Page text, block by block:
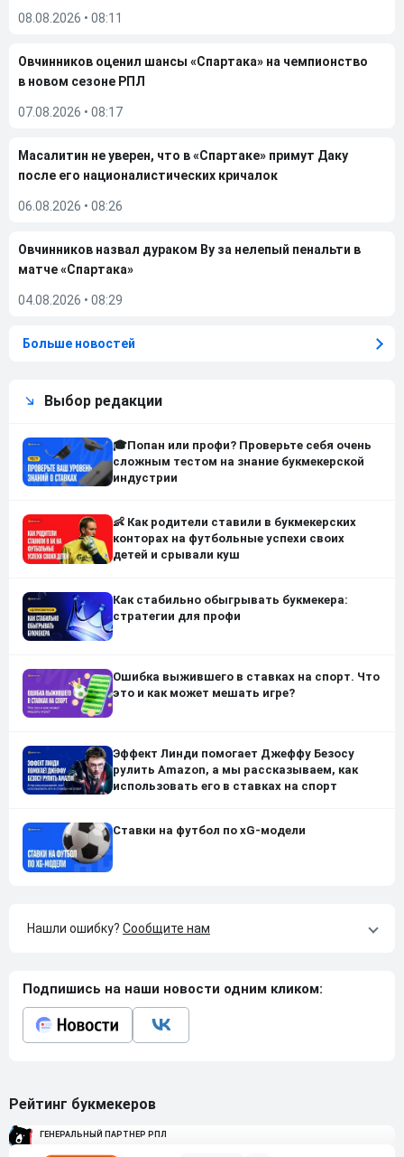
08.08.2026 • 08:11
Овчинников оценил шансы «Спартака» на чемпионство
в новом сезоне РПЛ
07.08.2026 • 08:17
Масалитин не уверен, что в «Спартаке» примут Даку
после его националистических кричалок
06.08.2026 • 08:26
Овчинников назвал дураком Ву за нелепый пенальти в
матче «Спартака»
04.08.2026 • 08:29
Больше новостей
Выбор редакции
🎓Попан или профи? Проверьте себя очень
сложным тестом на знание букмекерской
индустрии
👶 Как родители ставили в букмекерских
конторах на футбольные успехи своих
детей и срывали куш
Как стабильно обыгрывать букмекера:
стратегии для профи
Ошибка выжившего в ставках на спорт. Что
это и как может мешать игре?
Эффект Линди помогает Джеффу Безосу
рулить Amazon, а мы рассказываем, как
использовать его в ставках на спорт
Ставки на футбол по xG-модели
Нашли ошибку? Сообщите нам
Подпишись на наши новости одним кликом:
Рейтинг букмекеров
ГЕНЕРАЛЬНЫЙ ПАРТНЕР РПЛ